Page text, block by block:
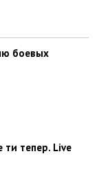
боевых
тепер. Live